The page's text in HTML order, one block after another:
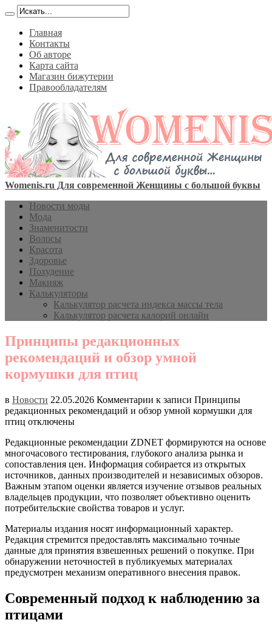
Главная
Контакты
Об авторе
Карта сайта
Магазин бижутерии
Правообладателям
Womenis.ru Для современной Женщины с большой буквы
Новости моды
Мода
Знаменитости
Волосы
Красота
Здоровье
Похудение
Макияж
Калькуляторы
Калькулятор расчета индекса массы тела
Калькулятор расчета калорий онлайн
Принципы редакционных
рекомендаций и обзор умной
кормушки для птиц
в Новости 22.05.2026 Комментарии к записи Принципы
редакционных рекомендаций и обзор умной кормушки для
птиц отключены
Редакционные рекомендации ZDNET формируются на основе
многочасового тестирования, глубокого анализа рынка и
сопоставления цен. Информация собирается из открытых
источников, данных производителей и независимых обзоров.
Важным этапом оценки является изучение отзывов реальных
владельцев продукции, что позволяет объективно оценить
потребительские свойства товаров и услуг.
Материалы издания носят информационный характер.
Редакция стремится предоставлять максимально точные
данные для принятия взвешенных решений о покупке. При
обнаружении неточностей в публикуемых материалах
предусмотрен механизм оперативного внесения правок.
Современный подход к наблюдению за
птицами